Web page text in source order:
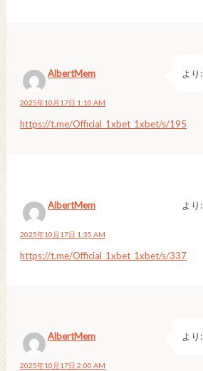
AlbertMem より:
2025年10月17日 1:10 AM
https://t.me/Official_1xbet_1xbet/s/195
AlbertMem より:
2025年10月17日 1:35 AM
https://t.me/Official_1xbet_1xbet/s/337
AlbertMem より:
2025年10月17日 2:00 AM